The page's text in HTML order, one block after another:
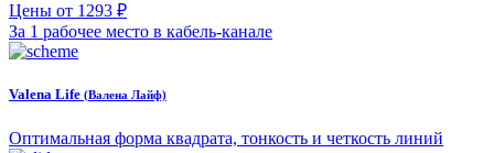
Цены от 1293 ₽
За 1 рабочее место в кабель-канале
Valena Life (Валена Лайф)
Оптимальная форма квадрата, тонкость и четкость линий